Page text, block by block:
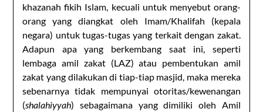
khazanah fikih Islam, kecuali untuk menyebut orang-
orang yang diangkat oleh Imam/Khalifah (kepala
negara) untuk tugas-tugas yang terkait dengan zakat.
Adapun apa yang berkembang saat ini, seperti
lembaga amil zakat (LAZ) atau pembentukan amil
zakat yang dilakukan di tiap-tiap masjid, maka mereka
sebenarnya tidak mempunyai otoritas/kewenangan
(shalahiyyah) sebagaimana yang dimiliki oleh Amil